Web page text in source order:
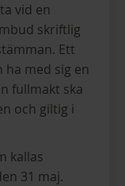
vid en
skriftlig
Ett
med sig en
fullmakt ska
och giltig i
kallas
31 maj.